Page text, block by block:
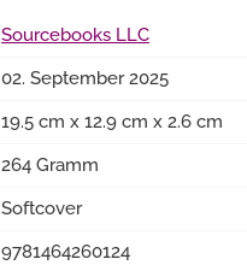
Sourcebooks LLC
02. September 2025
19.5 cm x 12.9 cm x 2.6 cm
264 Gramm
Softcover
9781464260124